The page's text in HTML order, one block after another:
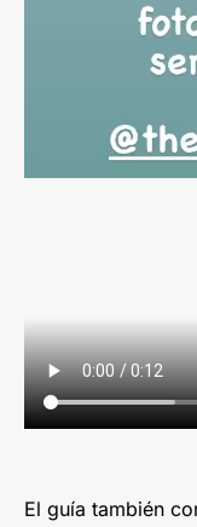
El guía también